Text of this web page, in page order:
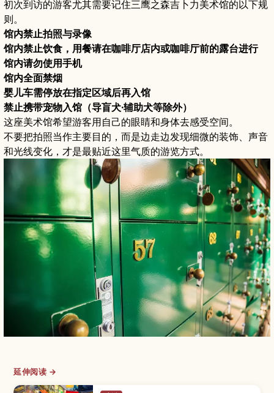
初次到访的游客尤其需要记住三鹰之森吉卜力美术馆的以下规
则。
馆内禁止拍照与录像
馆内禁止饮食，用餐请在咖啡厅店内或咖啡厅前的露台进行
馆内请勿使用手机
馆内全面禁烟
婴儿车需停放在指定区域后再入馆
禁止携带宠物入馆（导盲犬·辅助犬等除外）
这座美术馆希望游客用自己的眼睛和身体去感受空间。
不要把拍照当作主要目的，而是边走边发现细微的装饰、声音
和光线变化，才是最贴近这里气质的游览方式。
延伸阅读 →